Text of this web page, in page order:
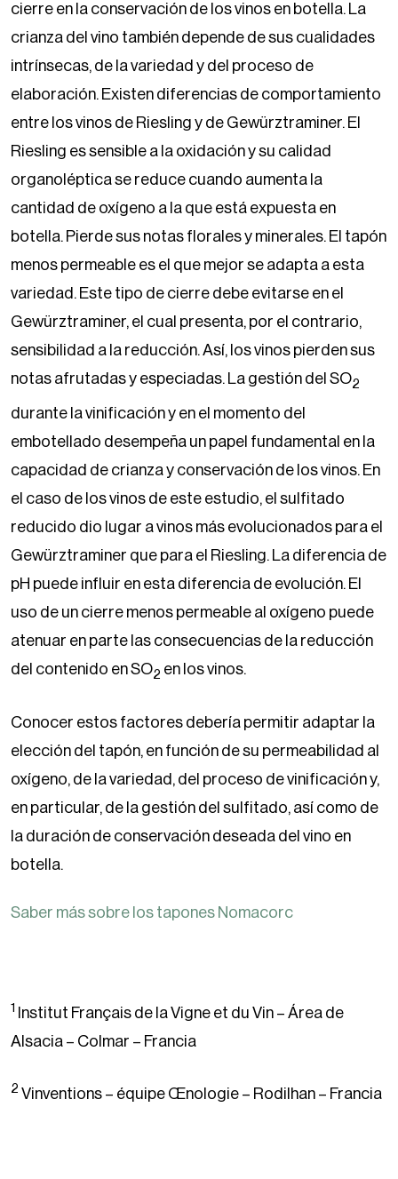
cierre en la conservación de los vinos en botella. La
crianza del vino también depende de sus cualidades
intrínsecas, de la variedad y del proceso de
elaboración. Existen diferencias de comportamiento
entre los vinos de Riesling y de Gewürztraminer. El
Riesling es sensible a la oxidación y su calidad
organoléptica se reduce cuando aumenta la
cantidad de oxígeno a la que está expuesta en
botella. Pierde sus notas florales y minerales. El tapón
menos permeable es el que mejor se adapta a esta
variedad. Este tipo de cierre debe evitarse en el
Gewürztraminer, el cual presenta, por el contrario,
sensibilidad a la reducción. Así, los vinos pierden sus
notas afrutadas y especiadas. La gestión del SO2
durante la vinificación y en el momento del
embotellado desempeña un papel fundamental en la
capacidad de crianza y conservación de los vinos. En
el caso de los vinos de este estudio, el sulfitado
reducido dio lugar a vinos más evolucionados para el
Gewürztraminer que para el Riesling. La diferencia de
pH puede influir en esta diferencia de evolución. El
uso de un cierre menos permeable al oxígeno puede
atenuar en parte las consecuencias de la reducción
del contenido en SO2 en los vinos.
Conocer estos factores debería permitir adaptar la
elección del tapón, en función de su permeabilidad al
oxígeno, de la variedad, del proceso de vinificación y,
en particular, de la gestión del sulfitado, así como de
la duración de conservación deseada del vino en
botella.
Saber más sobre los tapones Nomacorc
1
Institut Français de la Vigne et du Vin – Área de
Alsacia – Colmar – Francia
2 Vinventions – équipe Œnologie – Rodilhan – Francia